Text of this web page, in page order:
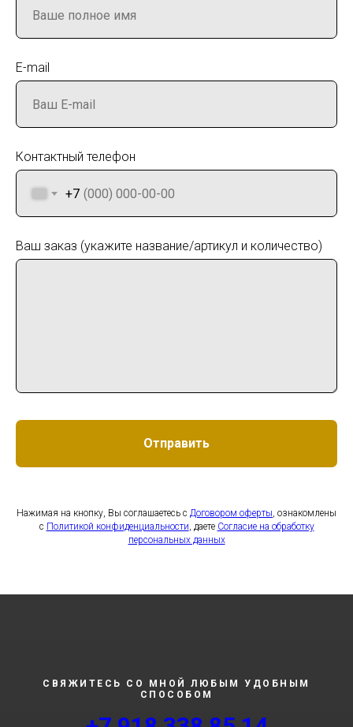
E-mail
Контактный телефон
+7
Ваш заказ (укажите название/артикул и количество)
Отправить
Нажимая на кнопку, Вы соглашаетесь с Договором оферты, ознакомлены
с Политикой конфиденциальности, даете Согласие на обработку
персональных данных
СВЯЖИТЕСЬ СО МНОЙ ЛЮБЫМ УДОБНЫМ
СПОСОБОМ